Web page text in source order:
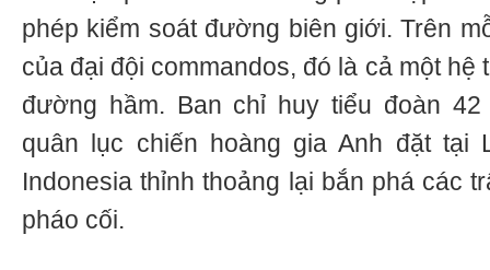
phép kiểm soát đường biên giới. Trên
của đại đội commandos, đó là cả một hệ
đường hầm. Ban chỉ huy tiểu đoàn 42
quân lục chiến hoàng gia Anh đặt tại
Indonesia thỉnh thoảng lại bắn phá các
pháo cối.